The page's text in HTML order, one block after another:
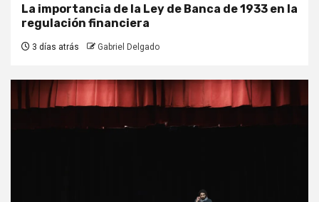
La importancia de la Ley de Banca de 1933 en la
regulación financiera
3 días atrás Gabriel Delgado